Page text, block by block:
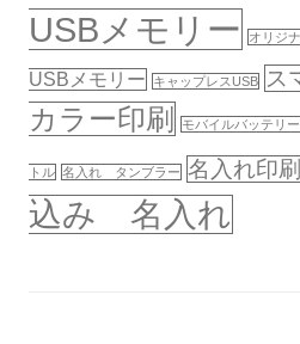
USBメモリー
オリジ
USBメモリー キャップレスUSB ス
カラー印刷
モバイルバッテリ
トル 名入れ タンブラー 名入れ印
込み 名入れ